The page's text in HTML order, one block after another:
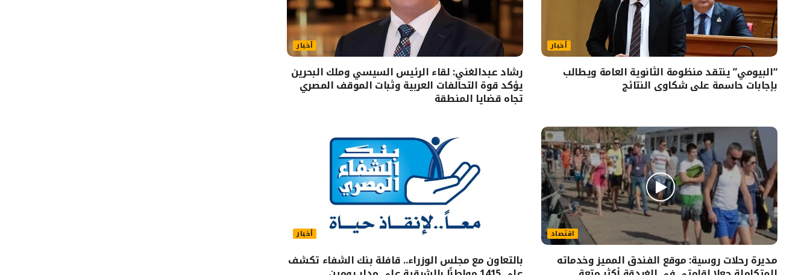
أخبار
“البيومي” ينتقد منظومة الثانوية العامة ويطالب
بإجابات حاسمة على شكاوى النتائج
أخبار
رشاد عبدالغني: لقاء الرئيس السيسي وملك البحرين
يؤكد قوة التحالفات العربية وثبات الموقف المصري
تجاه قضايا المنطقة
اقتصاد
مديرة رحلات روسية: موقع الفندق المميز وخدماته
أخبار
بالتعاون مع مجلس الوزراء.. قافلة بنك الشفاء تكشف